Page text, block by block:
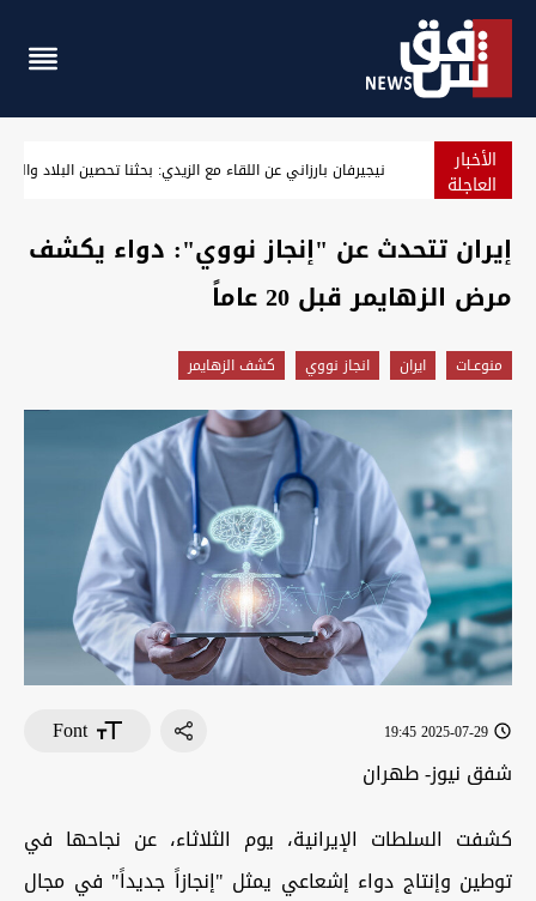
الأخبار
العاجلة ارتفاع أسعار النفط مع ترقب نتائج المحادثات الأميركية الإيرانية
إيران تتحدث عن "إنجاز نووي": دواء يكشف
مرض الزهايمر قبل 20 عاماً
منوعـات ايران انجاز نووي كشف الزهايمر
2025-07-29 19:45
Font
شفق نيوز- طهران
كشفت السلطات الإيرانية، يوم الثلاثاء، عن نجاحها في
توطين وإنتاج دواء إشعاعي يمثل "إنجازاً جديداً" في مجال